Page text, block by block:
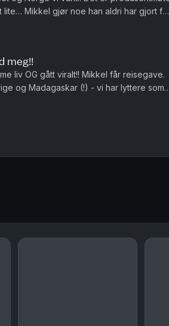
Mikkel gjør noe han aldri har gjort før
å le...
meg!!
liv OG gått viralt!! Mikkel får reisegave.
og Madagaskar (!) - vi har lyttere som
Mo...